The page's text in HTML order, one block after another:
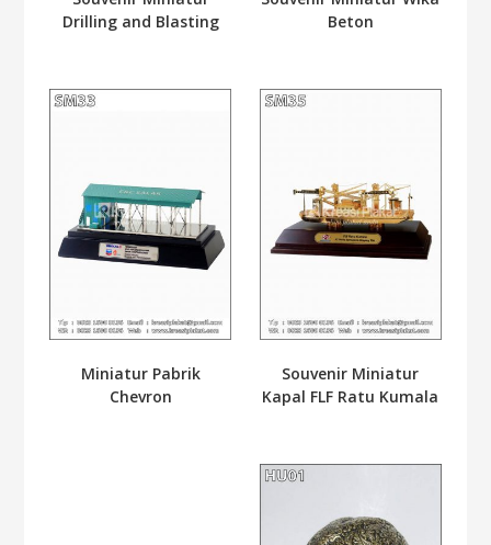
Drilling and Blasting
Beton
Miniatur Pabrik
Chevron
Souvenir Miniatur
Kapal FLF Ratu Kumala